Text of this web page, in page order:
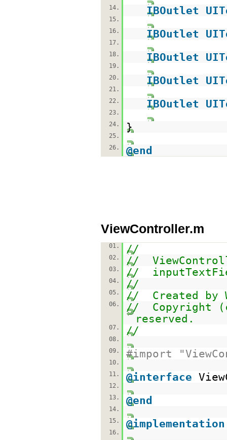
14.
IBOutlet
15.
16.
IBOutlet
17.
18.
IBOutlet
19.
20.
IBOutlet
21.
22.
IBOutlet
23.
24.
}
25.
26.
@end
ViewController.m
01. //
02. //
03. //
04. //
05. // Created by
06.
// Copyright
reserved.
07. //
08.
09.
#import
10.
11.
@interface
12.
13.
@end
14.
15.
@implementation
16.